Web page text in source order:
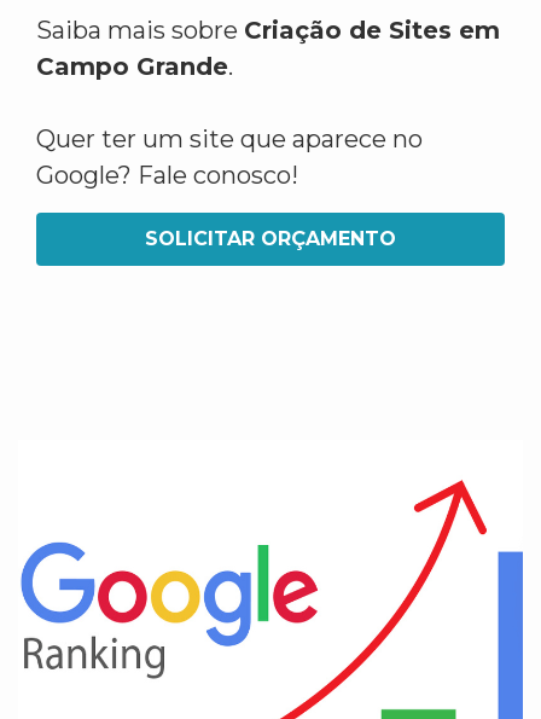
Saiba mais sobre Criação de Sites em
Campo Grande.
Quer ter um site que aparece no
Google? Fale conosco!
SOLICITAR ORÇAMENTO